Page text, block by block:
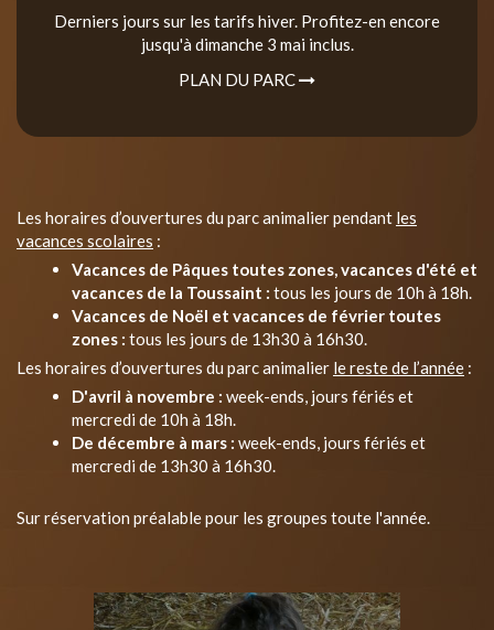
Derniers jours sur les tarifs hiver. Profitez-en encore
jusqu'à dimanche 3 mai inclus.
PLAN DU PARC
Les horaires d’ouvertures du parc animalier pendant les
vacances scolaires :
Vacances de Pâques toutes zones, vacances d'été et
vacances de la Toussaint : tous les jours de 10h à 18h.
Vacances de Noël et vacances de février toutes
zones : tous les jours de 13h30 à 16h30.
Les horaires d’ouvertures du parc animalier le reste de l’année :
D'avril à novembre : week-ends, jours fériés et
mercredi de 10h à 18h.
De décembre à mars : week-ends, jours fériés et
mercredi de 13h30 à 16h30.
Sur réservation préalable pour les groupes toute l'année.